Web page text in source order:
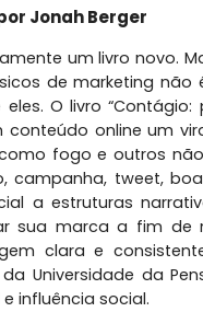
Jonah Berger
um livro novo.
de marketing
O livro
online um
fogo e outros
campanha, tweet,
a estruturas
sua marca a fim de
clara e
Universidade da
influência social.